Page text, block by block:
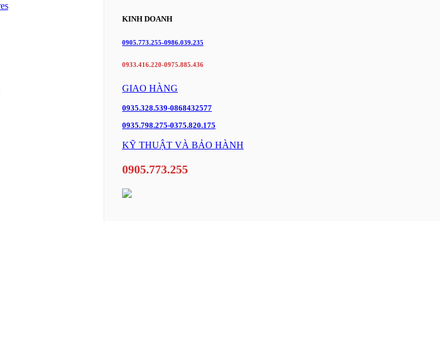
KINH DOANH
0905.773.255-0986.039.235
0933.416.220-0975.885.436
GIAO HÀNG
0935.328.539-0868432577
0935.798.275-0375.820.175
KỸ THUẬT VÀ BẢO HÀNH
0905.773.255